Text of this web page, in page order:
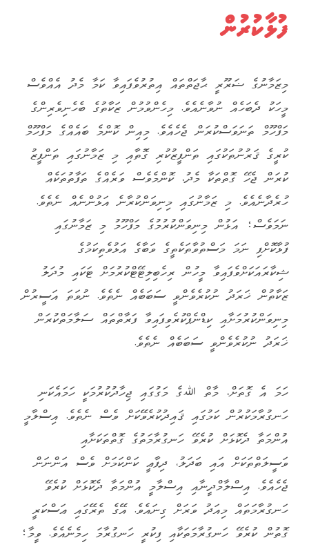
ފުޅާކުރުން
މިޒަމާނުގެ ޟަރޫރީ ޙާޖަތްތައް އިތުރުވެފައިވާ ކަމާ މެދު އެއްވެސް
މީހަކު ދެބަހެއް ނުވާނެއެވެ. މިހެންވުމުން ޒަކާތުގެ ބެހެނިވެރިންގެ
މަފްހޫމް ތަނަވަސްކުރަން ޖެހެއެވެ. މިއިން ކޮންމެ ބައެއްގެ މަފްހޫމް
ކުރީގެ ޤަރުނުތަކުގައި ތަންފީޒުކުރި ގޮތާއި މި ޒަމާނުގައި ތަންފީޒު
ކުރަން ޖެހޭ ގޮތްތަކާ މެދު، ކޮންމެވެސް ވަރެއްގެ ތަފާތުތަކެއް
ހުރެދާނެއެވެ. މި ޒަމާނުގައި މިނިވަންކުރާނެ އަޅުންނެއް ނެތެވެ.
ނަމަވެސް؛ އަޅުން މިނިވަންކުރުމުގެ މަފްހޫމު މި ޒަމާނުގައި
ފުޅާކޮށްފި ނަމަ މަސްތުވާތަކެތީގެ ވަބާގެ އަޅުވެތިކަމުގެ
ޝިކާރައަކަށްވެފައިވާ މީހުން ރިހެބިލިޓޭޓްކުރުމަށް ޓަކައި މުދަލު
ޒަކާތުން ޚަރަދު ނުކުރެވެންވީ ސަބަބެއް ނެތެވެ. ނުވަތަ އަސީރުން
މިނިވަންކުރުމަށާއި ކިޑްނެޕްކުރެވިފައިވާ ފަރާތްތައް ސަލާމަތްކުރަން
ޚަރަދު ނުކުރެވެންވީ ސަބަބެއް ނެތެވެ.
ހަމަ އެ ގޮތަށް، މާތް ﷲގެ މަގުގައި ޖިހާދުކުރުމަކީ ހަމައެކަނި
ހަނގުރާމަކުރުން ކަމުގައި ޤައިދުކުރެވޭކަށް ވެސް ނެތެވެ. އިސްލާމީ
އުންމަތާ ދެކޮޅަށް ކުރެވޭ ހަނގުރާމަތުގެ ގޮތްތަކަށާއި
ވަސީލަތްތަކަށް އައި ބަދަލު، ދިފާޢީ ކަންކަމަށް ވެސް އަންނަން
ޖެހެއެވެ. އިސްލާމްދީނާއި އިސްލާމީ އުންމަތާ ދެކޮޅަށް ކުރެވޭ
ހަނގުރާމަތައް މިއަދު ވަރަށް ގިނައެވެ. އޭގެ ތެރޭގައި ޢަސްކަރީ
ގޮތުން ކުރެވޭ ހަނގުރާމަތަކާއި ފިކުރީ ހަނގުރާމަ ހިމެނެއެވެ. ވީމާ؛